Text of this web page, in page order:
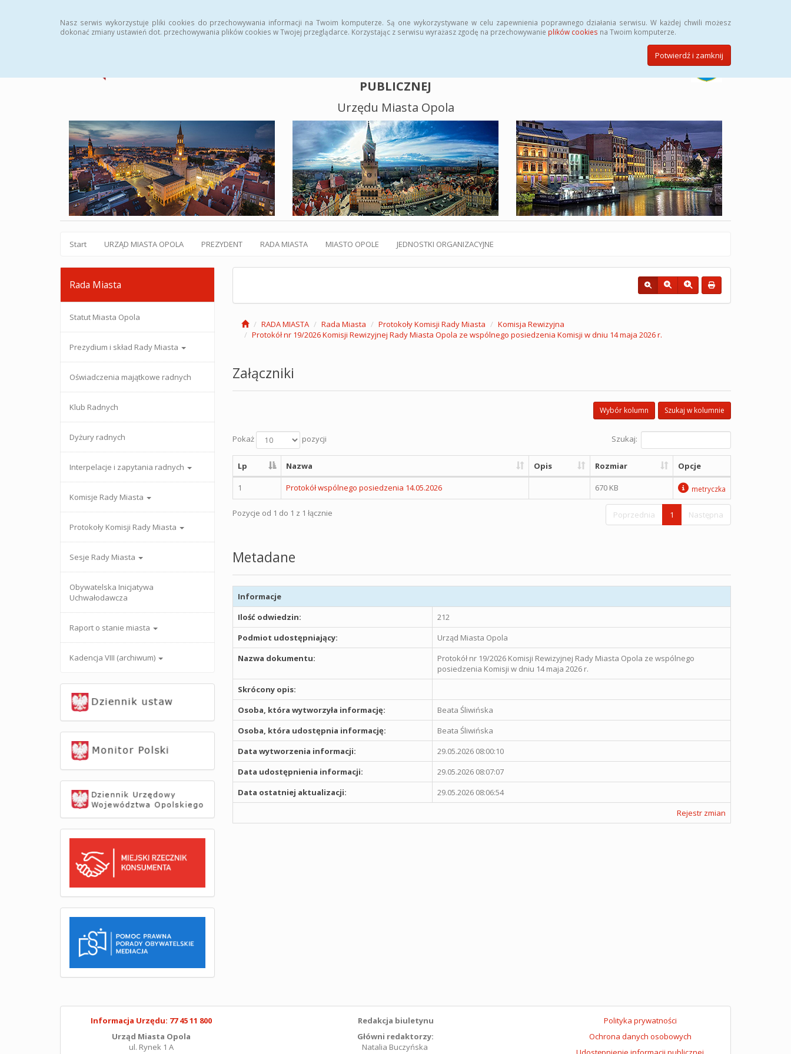
Nasz serwis wykorzystuje pliki cookies do przechowywania informacji na Twoim komputerze. Są one wykorzystywane w celu zapewnienia poprawnego działania serwisu. W każdej chwili możesz
dokonać zmiany ustawień dot. przechowywania plików cookies w Twojej przeglądarce. Korzystając z serwisu wyrażasz zgodę na przechowywanie plików cookies na Twoim komputerze.
Potwierdź i zamknij
PUBLICZNEJ
Urzędu Miasta Opola
Start URZĄD MIASTA OPOLA PREZYDENT RADA MIASTA MIASTO OPOLE JEDNOSTKI ORGANIZACYJNE
Rada Miasta
Statut Miasta Opola
Prezydium i skład Rady Miasta
Oświadczenia majątkowe radnych
Klub Radnych
Dyżury radnych
Interpelacje i zapytania radnych
Komisje Rady Miasta
Protokoły Komisji Rady Miasta
Sesje Rady Miasta
Obywatelska Inicjatywa
Uchwałodawcza
Raport o stanie miasta
Kadencja VIII (archiwum)
RADA MIASTA Rada Miasta Protokoły Komisji Rady Miasta
Komisja Rewizyjna
Protokół nr 19/2026 Komisji Rewizyjnej Rady Miasta Opola ze wspólnego posiedzenia Komisji w dniu 14 maja 2026 r.
Załączniki
Szukaj w kolumnie
Wybór kolumn
Pokaż pozycji Szukaj:
Lp Nazwa Opis Rozmiar Opcje
1 Protokół wspólnego posiedzenia 14.05.2026 670 KB metryczka
Pozycje od 1 do 1 z 1 łącznie Poprzednia 1 Następna
Metadane
Informacje
Ilość odwiedzin:
212
Podmiot udostępniający:
Urząd Miasta Opola
Nazwa dokumentu:
Protokół nr 19/2026 Komisji Rewizyjnej Rady Miasta Opola ze wspólnego
posiedzenia Komisji w dniu 14 maja 2026 r.
Skrócony opis:
Osoba, która wytworzyła informację:
Beata Śliwińska
Osoba, która udostępnia informację:
Beata Śliwińska
Data wytworzenia informacji:
29.05.2026 08:00:10
Data udostępnienia informacji:
29.05.2026 08:07:07
Data ostatniej aktualizacji:
29.05.2026 08:06:54
Rejestr zmian
Informacja Urzędu: 77 45 11 800
Urząd Miasta Opola
ul. Rynek 1 A
Redakcja biuletynu
Główni redaktorzy:
Natalia Buczyńska
Polityka prywatności
Ochrona danych osobowych